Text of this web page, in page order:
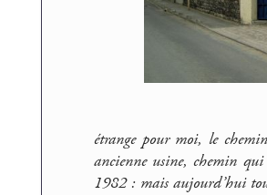
étrange pour moi, le
ancienne usine, chemin qui
1982 : mais aujourd’hui